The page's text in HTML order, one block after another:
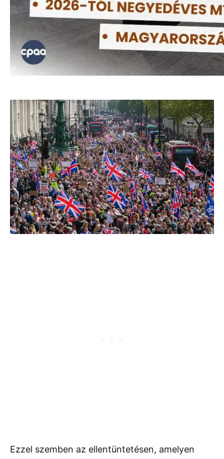
Ezzel szemben az ellentüntetésen, amelyen